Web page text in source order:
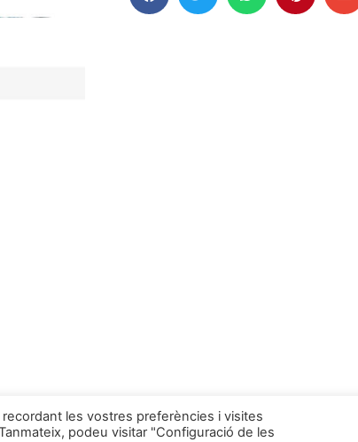
les vostres preferències i visites
podeu visitar "Configuració de les